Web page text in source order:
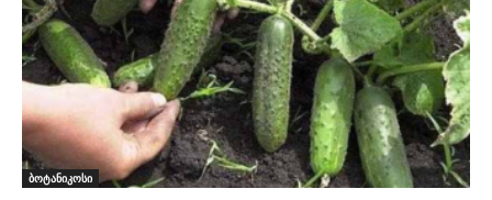
ბოტანიკოსი